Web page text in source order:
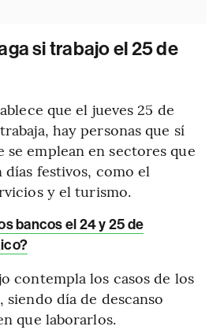
si trabajo el 25 de
que el jueves 25 de
hay personas que sí
se emplean en sectores que
festivos, como el
y el turismo.
bancos el 24 y 25 de
contempla los casos de los
siendo día de descanso
que laborarlos.